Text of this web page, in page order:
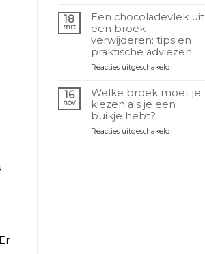
un
japonais
porter
japonais
homme
?
18
mrt
Een chocoladevlek uit
een broek
verwijderen: tips en
praktische adviezen
Reacties uitgeschakeldvoor
de
sur
16
nov
Welke broek moet je
kiezen als je een
buikje hebt?
Reacties uitgeschakeldvoor